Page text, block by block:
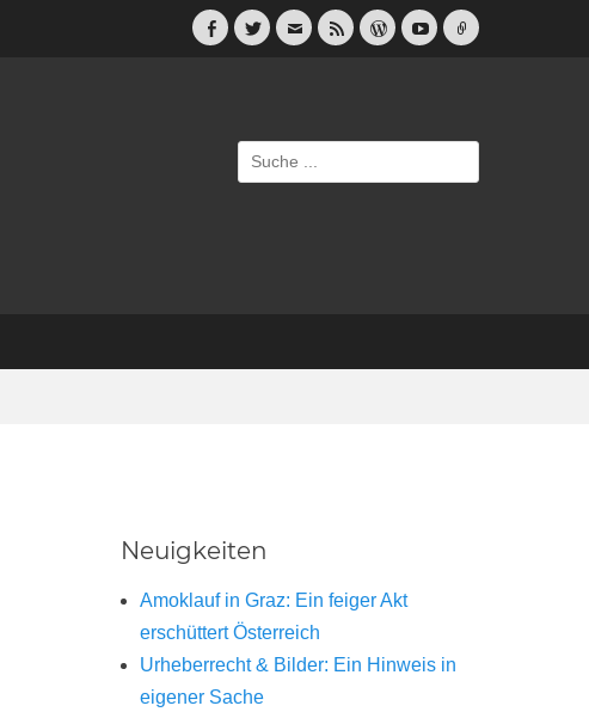
Facebook
Twitter
E-
Feed WordPress
YouTube
Link
Suche
nach:
Neuigkeiten
Amoklauf in Graz: Ein feiger Akt
erschüttert Österreich
Urheberrecht & Bilder: Ein Hinweis in
eigener Sache